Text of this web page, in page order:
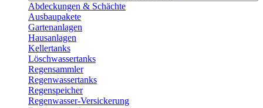
Abdeckungen & Schächte
Ausbaupakete
Gartenanlagen
Hausanlagen
Kellertanks
Löschwassertanks
Regensammler
Regenwassertanks
Regenspeicher
Regenwasser-Versickerung